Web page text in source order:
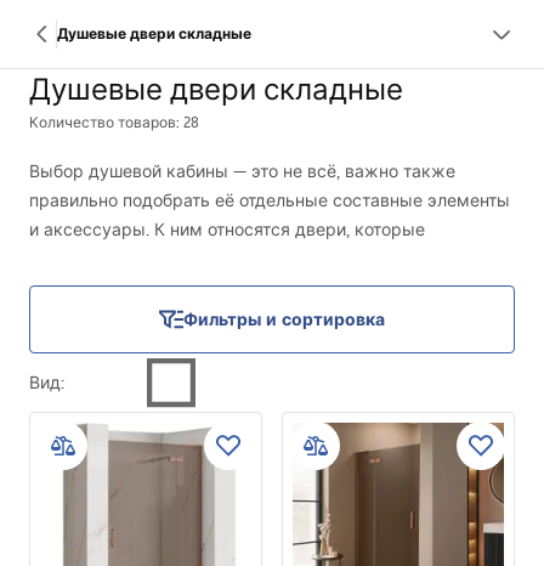
Душевые двери складные
Душевые двери складные
Количество товаров: 28
Выбор душевой кабины — это не всё, важно также
правильно подобрать её отдельные составные элементы
и аксессуары. К ним относятся двери, которые
купании. Они также важны для эргономичного
обустройства пространства ванной комнаты, особенно в
небольших помещениях. С нашей стороны мы можем
предложить Вам складные душевые двери, которые
часто выбирают клиенты благодаря практичной
конструкции.
Фильтры и сортировка
Вид: